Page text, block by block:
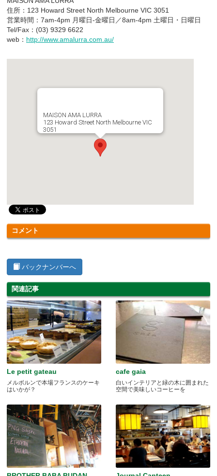
住所：123 Howard Street North Melbourne VIC 3051
営業時間：7am-4pm 月曜日-金曜日／8am-4pm 土曜日・日曜日
Tel/Fax：(03) 9329 6622
web： http://www.amalurra.com.au/
MAISON AMA LURRA
123 Howard Street North Melbourne VIC
3051
コメント
バックナンバーへ
関連記事
Le petit gateau
メルボルンで本場フランスのケーキ
はいかが？
cafe gaia
白いインテリアと緑の木に囲まれた
空間で美味しいコーヒーを